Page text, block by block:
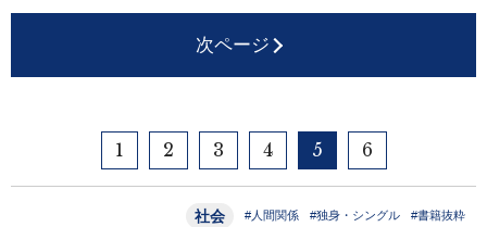
次ページ
1 2 3 4 5 6
社会 #人間関係 #独身・シングル #書籍抜粋